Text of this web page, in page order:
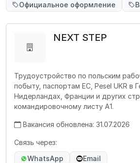
Официальное оформление
NEXT STEP
Трудоустройство по польским
побыту, паспортам ЕС, Pesel UKR в
Нидерландах, Франции и других
командировочному листу А1.
Вакансия обновлена: 31.07.2026
Связь через:
WhatsApp
Email